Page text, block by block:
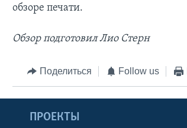
обзоре печати.
Обзор подготовил Лио Стерн
Поделиться Follow us
ПРОЕКТЫ